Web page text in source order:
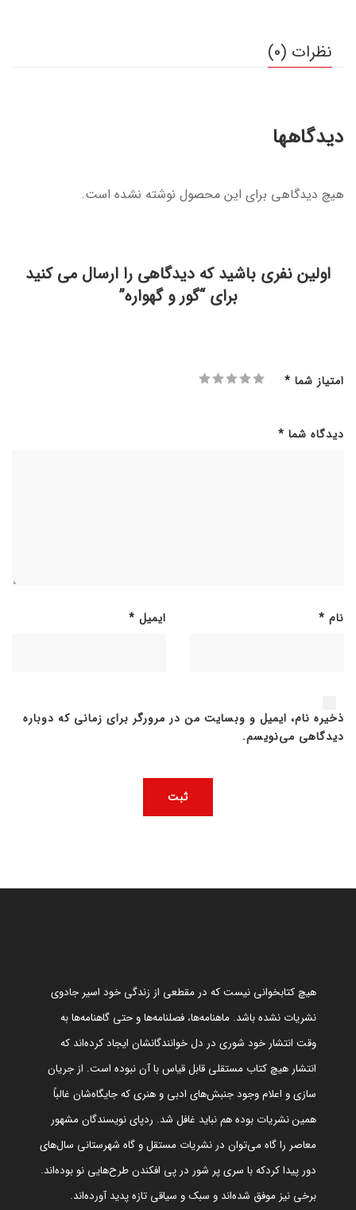
نظرات (0)
دیدگاهها
هیچ دیدگاهی برای این محصول نوشته نشده است.
اولین نفری باشید که دیدگاهی را ارسال می کنید
برای “گور و گهواره”
امتیاز شما *
دیدگاه شما *
نام * ایمیل *
ذخیره نام، ایمیل و وبسایت من در مرورگر برای زمانی که دوباره
دیدگاهی می‌نویسم.
هیچ کتابخوانی نیست که در مقطعی از زندگی خود اسیر جادوی
نشریات نشده باشد. ماهنامه‌ها، فصلنامه‌ها و حتی گاهنامه‌ها به
وقت انتشار خود شوری در دل خوانندگانشان ایجاد کرده‌اند که
انتشار هیچ کتاب مستقلی قابل قیاس با آن نبوده است. از جریان
سازی و اعلام وجود جنبش‌های ادبی و هنری که جایگاه‌شان غالباً
همین نشریات بوده هم نباید غافل شد. ردپای نویسندگان مشهور
معاصر را گاه می‌توان در نشریات مستقل و گاه شهرستانی سال‌های
دور پیدا کردکه با سری پر شور در پی افکندن طرح‌هایی نو بوده‌اند.
برخی نیز موفق شده‌اند و سبک و سیاقی تازه پدید آورده‌اند.